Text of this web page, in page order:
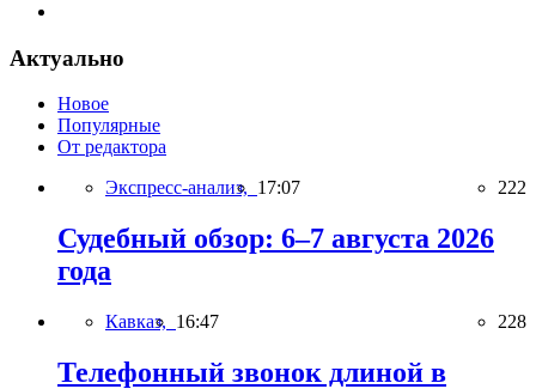
Актуально
Новое
Популярные
От редактора
Экспресс-анализ, 17:07 222
Судебный обзор: 6–7 августа 2026
года
Кавказ, 16:47 228
Телефонный звонок длиной в